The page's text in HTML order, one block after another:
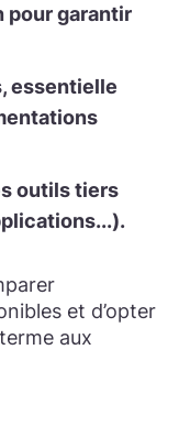
pour garantir
essentielle
outils tiers
et d’opter
aux